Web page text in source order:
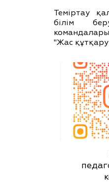
Теміртау
білім
"Жас